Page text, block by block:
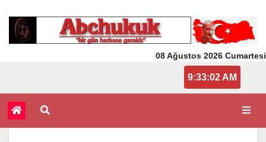
08 Ağustos 2026 Cumartesi
9:33:02 AM